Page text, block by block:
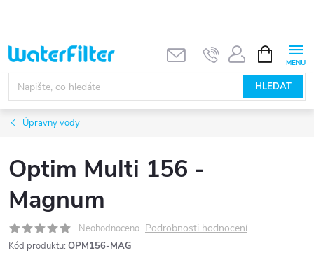
obsah
HLEDAT
NÁKUPNÍ
KOŠÍK
Úpravny vody
Optim Multi 156 -
Magnum
Neohodnoceno Podrobnosti hodnocení
Kód produktu: OPM156-MAG